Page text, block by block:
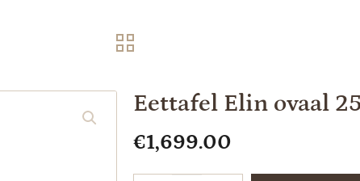
Eettafel Elin ovaal
€1,699.00